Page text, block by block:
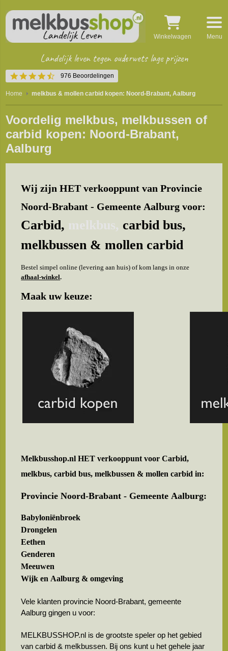
4.5
star
rating
976 Beoordelingen
Landelijk leven tegen ouderwets lage prijzen
Winkelwagen Menu
Home melkbus & mollen carbid kopen: Noord-Brabant, Aalburg
Voordelig melkbus, melkbussen of
carbid kopen: Noord-Brabant,
Aalburg
Wij zijn HET verkooppunt van Provincie
Noord-Brabant - Gemeente Aalburg voor:
Carbid, melkbus, carbid bus,
melkbussen & mollen carbid
Bestel simpel online (levering aan huis) of kom langs in onze
afhaal-winkel.
Maak uw keuze:
Melkbusshop.nl HET verkooppunt voorCarbid,
melkbus, carbid bus, melkbussen & mollen carbid in:
Provincie Noord-Brabant - Gemeente Aalburg:
Babyloniënbroek
Drongelen
Eethen
Genderen
Meeuwen
Wijk en Aalburg & omgeving
Vele klanten provincie Noord-Brabant, gemeente
Aalburg gingen u voor:
MELKBUSSHOP.nl is de grootste speler op het gebied
van carbid & melkbussen. Bij ons kunt u het gehele jaar